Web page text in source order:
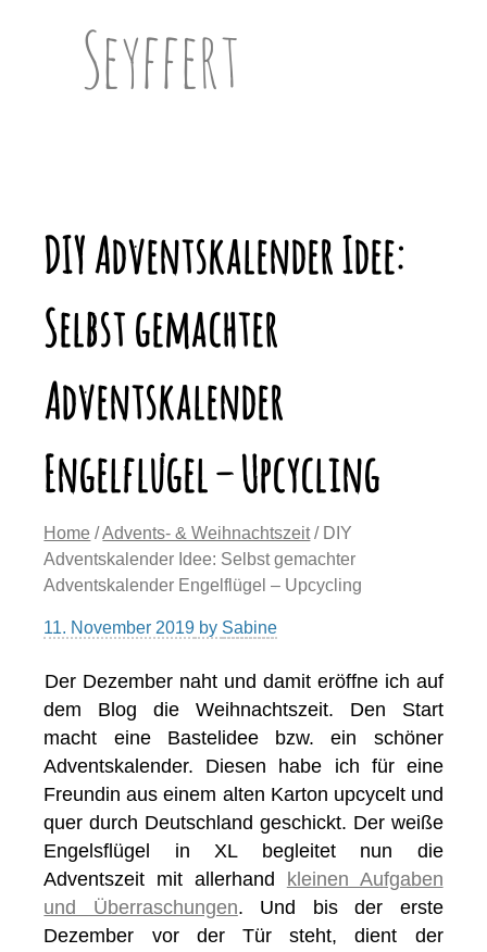
Seyffert
DIY Adventskalender Idee:
Selbst gemachter
Adventskalender
Engelflügel – Upcycling
Home /Advents- & Weihnachtszeit/ DIY
Adventskalender Idee: Selbst gemachter
Adventskalender Engelflügel – Upcycling
11. November 2019 by Sabine
Der Dezember naht und damit eröffne ich auf
dem Blog die Weihnachtszeit. Den Start
macht eine Bastelidee bzw. ein schöner
Adventskalender. Diesen habe ich für eine
Freundin aus einem alten Karton upcycelt und
quer durch Deutschland geschickt. Der weiße
Engelsflügel in XL begleitet nun die
Adventszeit mit allerhand
kleinen Aufgaben
und Überraschungen. Und bis der erste
Dezember vor der Tür steht, dient der